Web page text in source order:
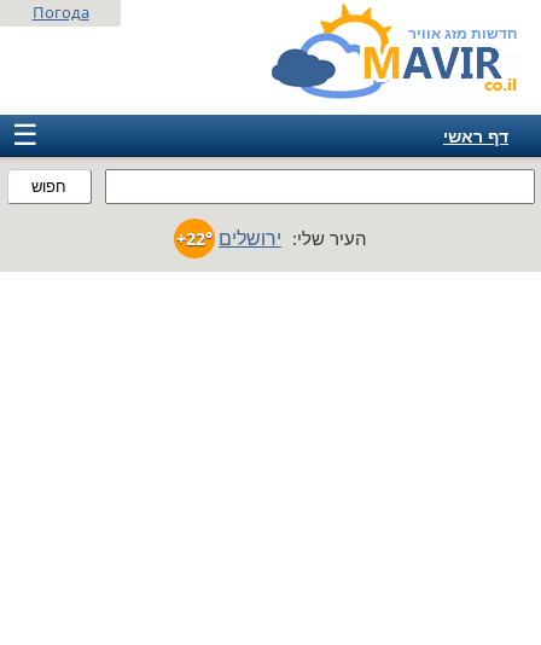
חדשות מזג אוויר
חפוש
Погода
☰
דף ראשי
אמריקה
העיר שלי: ירושלים +22°